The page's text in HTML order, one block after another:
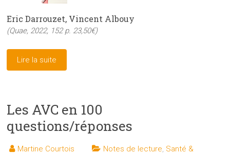
Eric Darrouzet, Vincent Albouy
(Quae, 2022, 152 p. 23,50€)
Lire la suite
Les AVC en 100
questions/réponses
Martine Courtois Notes de lecture, Santé &